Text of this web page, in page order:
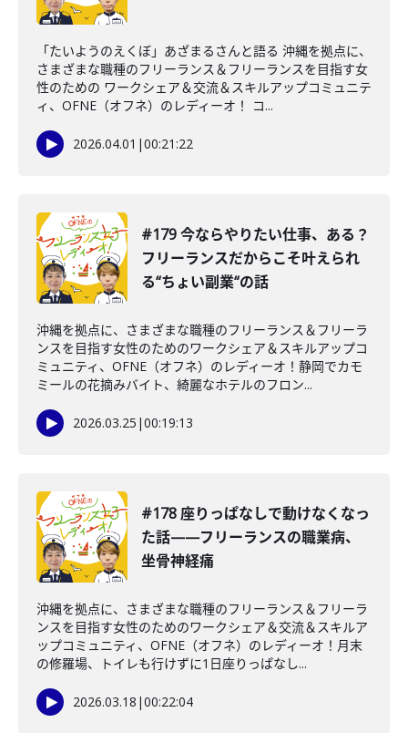
「たいようのえくぼ」あざまるさんと語る 沖縄を拠点に、
さまざまな職種のフリーランス＆フリーランスを目指す女
性のための ワークシェア＆交流＆スキルアップコミュニテ
ィ、OFNE（オフネ）のレディーオ！ コ...
2026.04.01 |00:21:22
#179 今ならやりたい仕事、ある？
フリーランスだからこそ叶えられ
る“ちょい副業“の話
沖縄を拠点に、さまざまな職種のフリーランス＆フリーラ
ンスを目指す女性のためのワークシェア＆スキルアップコ
ミュニティ、OFNE（オフネ）のレディーオ！静岡でカモ
ミールの花摘みバイト、綺麗なホテルのフロン...
2026.03.25 |00:19:13
#178 座りっぱなしで動けなくなっ
た話——フリーランスの職業病、
坐骨神経痛
沖縄を拠点に、さまざまな職種のフリーランス＆フリーラ
ンスを目指す女性のためのワークシェア＆交流＆スキルア
ップコミュニティ、OFNE（オフネ）のレディーオ！月末
の修羅場、トイレも行けずに1日座りっぱなし...
2026.03.18 |00:22:04